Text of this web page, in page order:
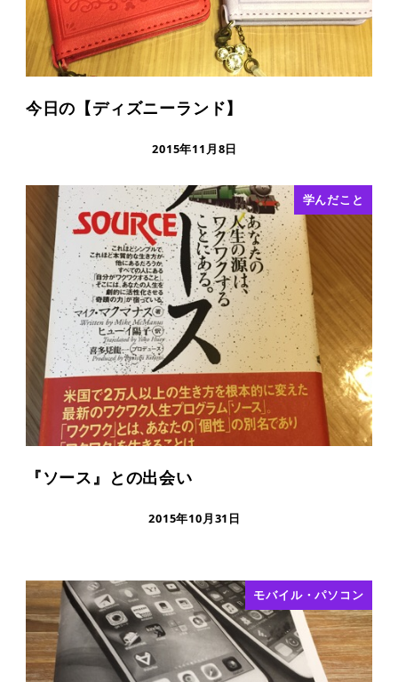
今日の【ディズニーランド】
2015年11月8日
学んだこと
『ソース』との出会い
2015年10月31日
モバイル・パソコン